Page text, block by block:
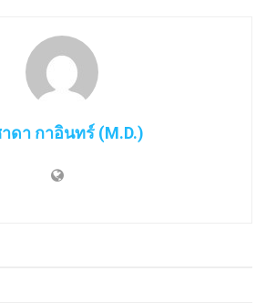
ดา กาอินทร์ (M.D.)